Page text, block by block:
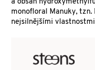
a obsah
monofloral Manuky,
nejsilnějšími